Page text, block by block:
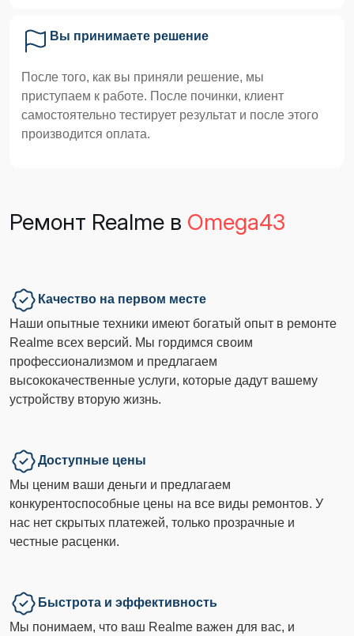
Вы принимаете решение
После того, как вы приняли решение, мы
приступаем к работе. После починки, клиент
самостоятельно тестирует результат и после этого
производится оплата.
Ремонт Realme в Omega43
Качество на первом месте
Наши опытные техники имеют богатый опыт в ремонте
Realme всех версий. Мы гордимся своим
профессионализмом и предлагаем
высококачественные услуги, которые дадут вашему
устройству вторую жизнь.
Доступные цены
Мы ценим ваши деньги и предлагаем
конкурентоспособные цены на все виды ремонтов. У
нас нет скрытых платежей, только прозрачные и
честные расценки.
Быстрота и эффективность
Мы понимаем, что ваш Realme важен для вас, и